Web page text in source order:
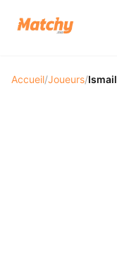
Accueil/Joueurs/Ismail